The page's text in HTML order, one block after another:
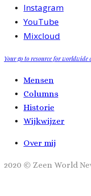
Instagram
YouTube
Mixcloud
Your go to resource for
Mensen
Columns
Historie
Wijkwijzer
Over mij
2020 © Zeen World